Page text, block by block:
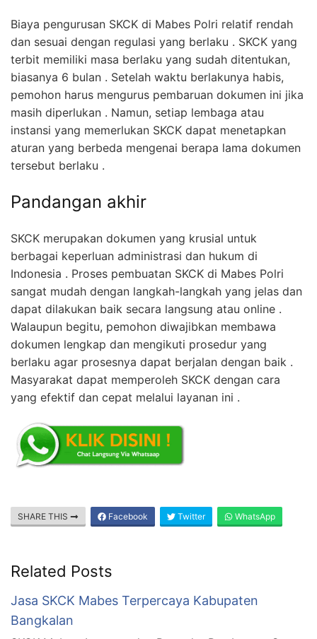
Biaya pengurusan SKCK di Mabes Polri relatif rendah
dan sesuai dengan regulasi yang berlaku . SKCK yang
terbit memiliki masa berlaku yang sudah ditentukan,
biasanya 6 bulan . Setelah waktu berlakunya habis,
pemohon harus mengurus pembaruan dokumen ini jika
masih diperlukan . Namun, setiap lembaga atau
instansi yang memerlukan SKCK dapat menetapkan
aturan yang berbeda mengenai berapa lama dokumen
tersebut berlaku .
Pandangan akhir
SKCK merupakan dokumen yang krusial untuk
berbagai keperluan administrasi dan hukum di
Indonesia . Proses pembuatan SKCK di Mabes Polri
sangat mudah dengan langkah-langkah yang jelas dan
dapat dilakukan baik secara langsung atau online .
Walaupun begitu, pemohon diwajibkan membawa
dokumen lengkap dan mengikuti prosedur yang
berlaku agar prosesnya dapat berjalan dengan baik .
Masyarakat dapat memperoleh SKCK dengan cara
yang efektif dan cepat melalui layanan ini .
SHARE THIS Facebook Twitter WhatsApp
Related Posts
Jasa SKCK Mabes Terpercaya Kabupaten
Bangkalan